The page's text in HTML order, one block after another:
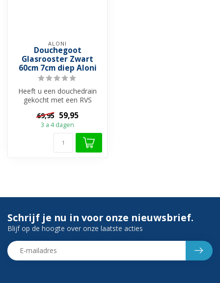
ALONI
Douchegoot
Glasrooster Zwart
60cm 7cm diep Aloni
Heeft u een douchedrain
gekocht met een RVS
belangrijke on...
69,95 59,95
3 a 4 dagen
Schrijf je nu in voor onze nieuwsbrief.
Blijf op de hoogte over onze laatste acties